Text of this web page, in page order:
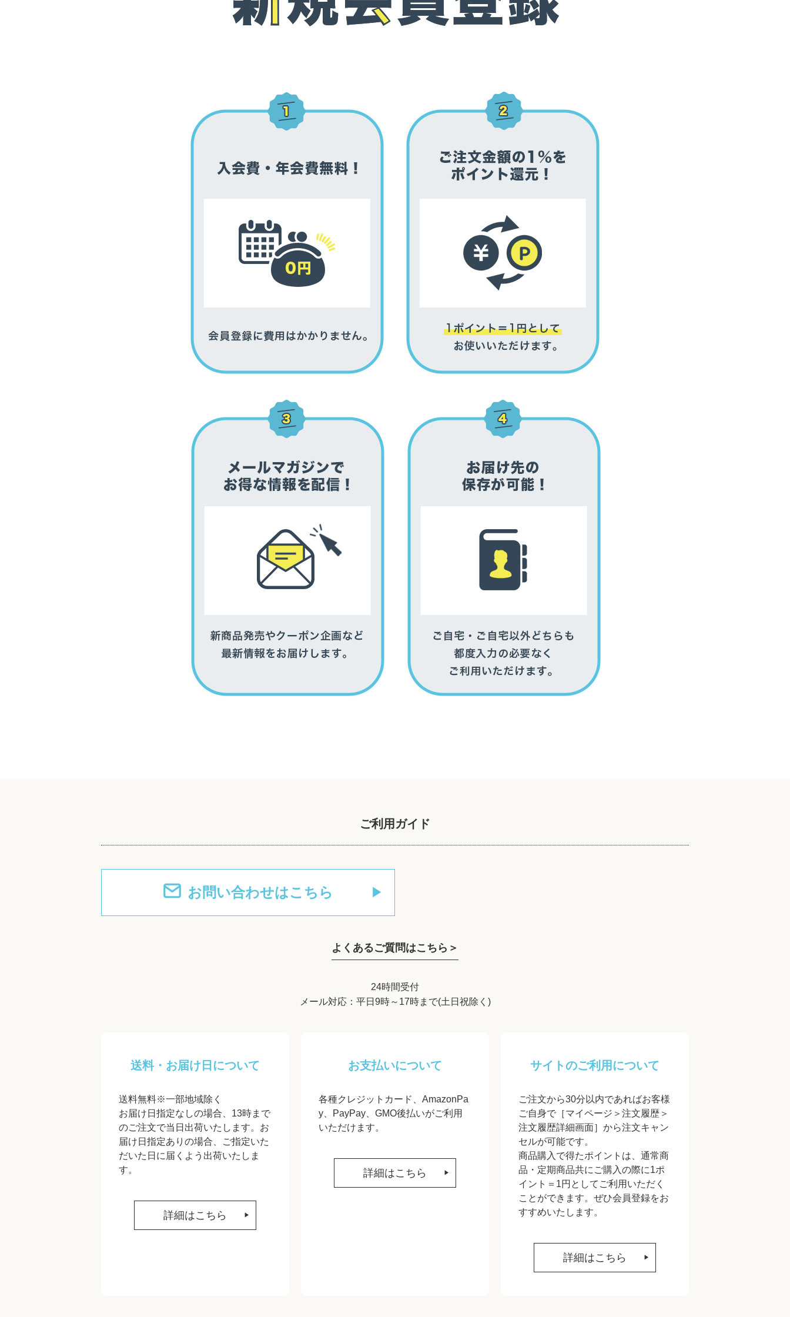
ご利用ガイド
お問い合わせはこちら
よくあるご質問はこちら＞
24時間受付
メール対応：平日9時～17時まで(土日祝除く)
送料・お届け日について
送料無料※一部地域除く
お届け日指定なしの場合、13時まで
のご注文で当日出荷いたします。お
届け日指定ありの場合、ご指定いた
だいた日に届くよう出荷いたしま
す。
詳細はこちら
お支払いについて
各種クレジットカード、AmazonPa
y、PayPay、GMO後払いがご利用
いただけます。
詳細はこちら
サイトのご利用について
ご注文から30分以内であればお客様
ご自身で［マイページ＞注文履歴＞
注文履歴詳細画面］から注文キャン
セルが可能です。
商品購入で得たポイントは、通常商
品・定期商品共にご購入の際に1ポ
イント＝1円としてご利用いただく
ことができます。ぜひ会員登録をお
すすめいたします。
詳細はこちら